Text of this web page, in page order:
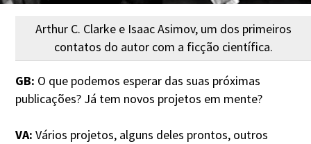
Arthur C. Clarke e Isaac Asimov, um dos primeiros
contatos do autor com a ficção científica.
GB: O que podemos esperar das suas próximas
publicações? Já tem novos projetos em mente?
VA: Vários projetos, alguns deles prontos, outros